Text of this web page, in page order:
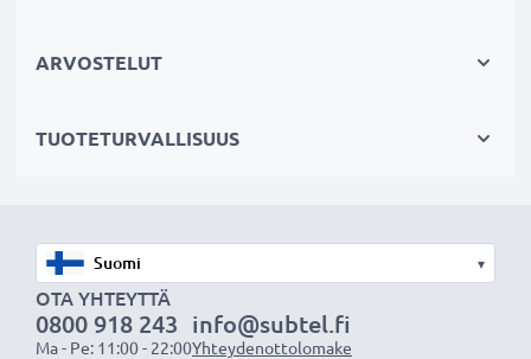
Valitse CELLONIC®, etkä tingi laadusta. Tilaa nyt!
ARVOSTELUT
TUOTETURVALLISUUS
▾
OTA YHTEYTTÄ
0800 918 243
Ma - Pe: 11:00 - 22:00
info@subtel.fi
Yhteydenottolomake